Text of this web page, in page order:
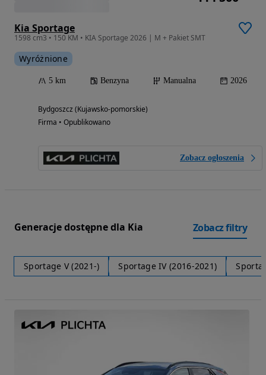
Kia Sportage
1598 cm3 • 150 KM • KIA Sportage 2026 | M + Pakiet SMT
Wyróżnione
5 km Benzyna Manualna 2026
Bydgoszcz (Kujawsko-pomorskie)
Firma • Opublikowano
Zobacz ogłoszenia
Generacje dostępne dla Kia Zobacz filtry
Sportage V (2021-) Sportage IV (2016-2021)